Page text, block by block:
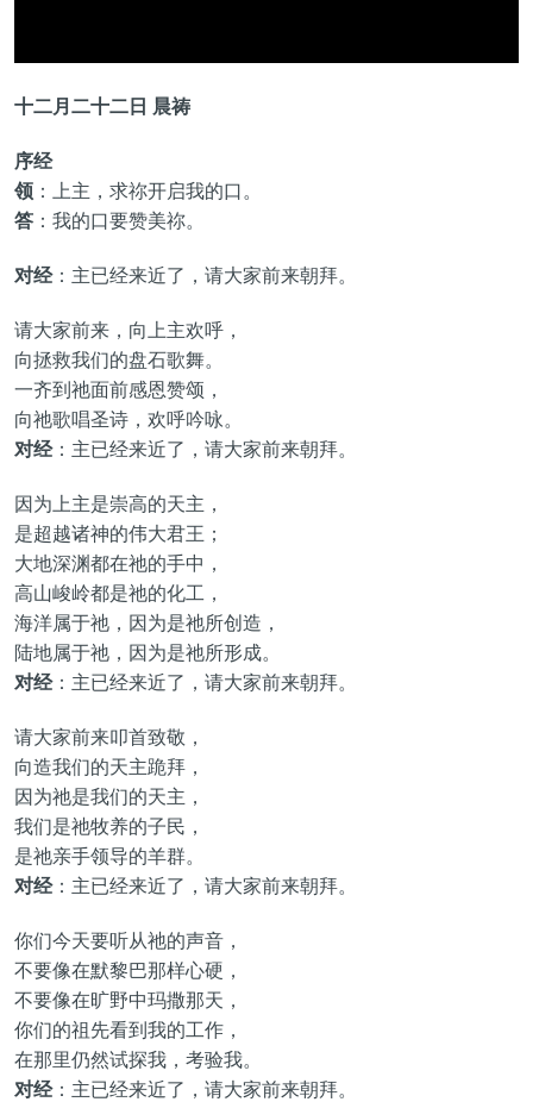
十二月二十二日 晨祷
序经
领：上主，求祢开启我的口。
答：我的口要赞美祢。
对经：主已经来近了，请大家前来朝拜。
请大家前来，向上主欢呼，
向拯救我们的盘石歌舞。
一齐到祂面前感恩赞颂，
向祂歌唱圣诗，欢呼吟咏。
对经：主已经来近了，请大家前来朝拜。
因为上主是崇高的天主，
是超越诸神的伟大君王；
大地深渊都在祂的手中，
高山峻岭都是祂的化工，
海洋属于祂，因为是祂所创造，
陆地属于祂，因为是祂所形成。
对经：主已经来近了，请大家前来朝拜。
请大家前来叩首致敬，
向造我们的天主跪拜，
因为祂是我们的天主，
我们是祂牧养的子民，
是祂亲手领导的羊群。
对经：主已经来近了，请大家前来朝拜。
你们今天要听从祂的声音，
不要像在默黎巴那样心硬，
不要像在旷野中玛撒那天，
你们的祖先看到我的工作，
在那里仍然试探我，考验我。
对经：主已经来近了，请大家前来朝拜。